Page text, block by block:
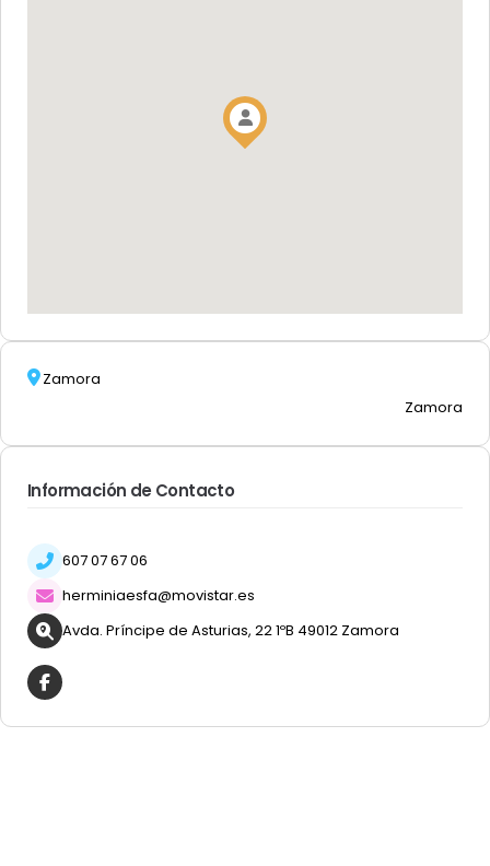
Zamora
Zamora
Información de Contacto
607 07 67 06
herminiaesfa@movistar.es
Avda. Príncipe de Asturias, 22 1ºB 49012 Zamora